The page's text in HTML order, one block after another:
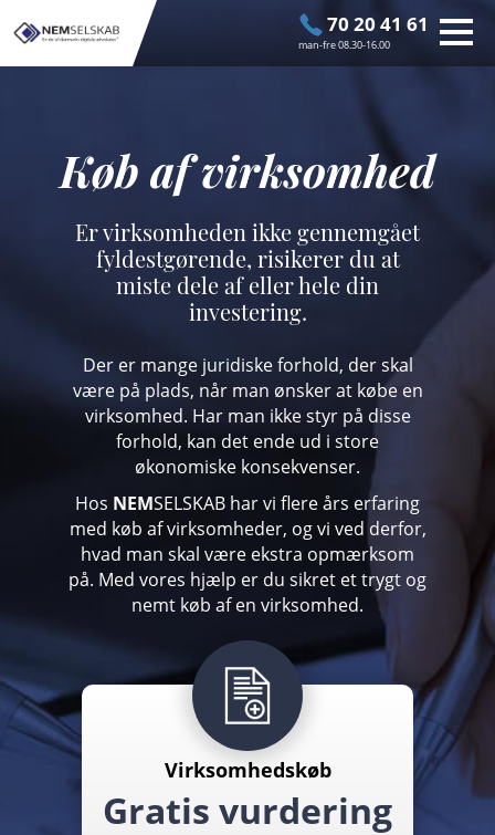
70 20 41 61
man-fre 08.30-16.00
Køb af virksomhed
Er virksomheden ikke gennemgået
fyldestgørende, risikerer du at
miste dele af eller hele din
investering.
Der er mange juridiske forhold, der skal
være på plads, når man ønsker at købe en
virksomhed. Har man ikke styr på disse
forhold, kan det ende ud i store
økonomiske konsekvenser.
Hos NEMSELSKAB har vi flere års erfaring
med køb af virksomheder, og vi ved derfor,
hvad man skal være ekstra opmærksom
på. Med vores hjælp er du sikret et trygt og
nemt køb af en virksomhed.
Virksomhedskøb
Gratis vurdering